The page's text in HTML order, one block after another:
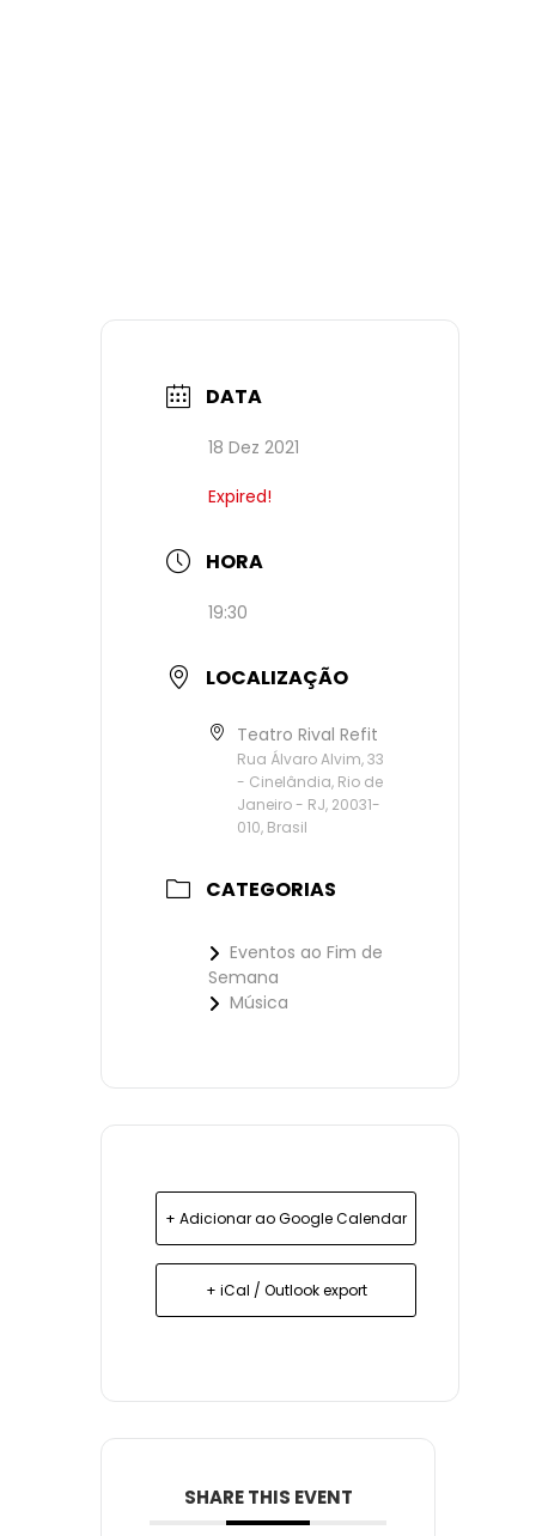
DATA
18 Dez 2021
Expired!
HORA
19:30
LOCALIZAÇÃO
Teatro Rival Refit
Rua Álvaro Alvim, 33
- Cinelândia, Rio de
Janeiro - RJ, 20031-
010, Brasil
CATEGORIAS
Eventos ao Fim de
Semana
Música
+ Adicionar ao Google Calendar
+ iCal / Outlook export
SHARE THIS EVENT